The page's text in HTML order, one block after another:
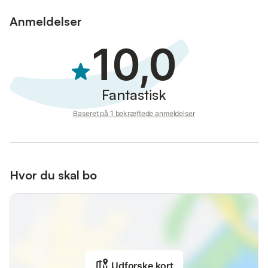
Anmeldelser
10,0
Fantastisk
Baseret på 1 bekræftede anmeldelser
Hvor du skal bo
Udforske kort